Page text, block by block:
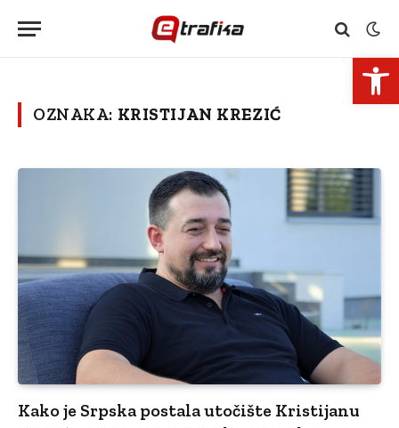
OZNAKA: KRISTIJAN KREZIĆ
Kako je Srpska postala utočište Kristijanu